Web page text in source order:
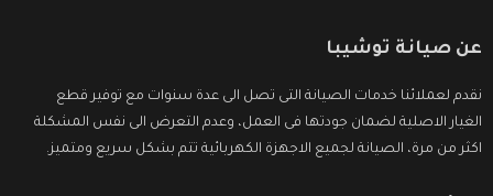
عن صيانة توشيبا
نقدم لعملائنا خدمات الصيانة التى تصل الى عدة سنوات مع توفير قطع
الغيار الاصلية لضمان جودتها فى العمل، وعدم التعرض الى نفس المشكلة
اكثر من مرة، الصيانة لجميع الاجهزة الكهربائية تتم بشكل سريع ومتميز.